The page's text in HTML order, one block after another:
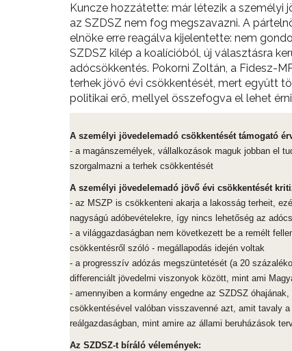
Kuncze hozzátette: már létezik a
az SZDSZ nem fog megszavazni. A
elnöke erre reagálva kijelentette: nem
SZDSZ kilép a koalícióból, új választásra
adócsökkentés. Pokorni Zoltán, a Fidesz-
terhek jövő évi csökkentését, mert együtt
politikai erő, mellyel összefogva el lehet
A személyi jövedelemadó csökkentését támogató
- a magánszemélyek, vállalkozások maguk jobban el
szorgalmazni a terhek csökkentését
A személyi jövedelemadó jövő évi csökkentését
- az MSZP is csökkenteni akarja a lakosság terheit,
nagyságú adóbevételekre, így nincs lehetőség az
- a világgazdaságban nem következett be a remélt
csökkentésről szóló - megállapodás idején voltak
- a progresszív adózás megszüntetését (a 20
differenciált jövedelmi viszonyok között, mint ami
- amennyiben a kormány engedne az SZDSZ
csökkentésével valóban visszavenné azt, amit tavaly
reálgazdaságban, mint amire az állami beruházások
Az SZDSZ-t bíráló vélemények: